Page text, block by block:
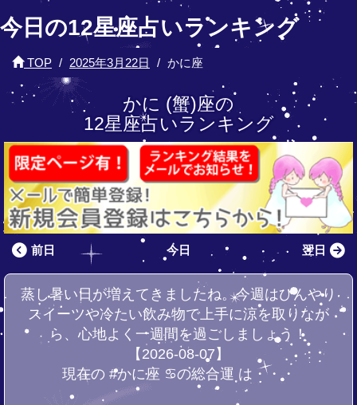
今日の12星座占いランキング
TOP 2025年3月22日 かに座
かに (蟹)座の
12星座占いランキング
前日 今日 翌日
蒸し暑い日が増えてきましたね。今週はひんやり
スイーツや冷たい飲み物で上手に涼を取りなが
ら、心地よく一週間を過ごしましょう！
【2026-08-07】
現在の #かに座 ♋の総合運 は・・・